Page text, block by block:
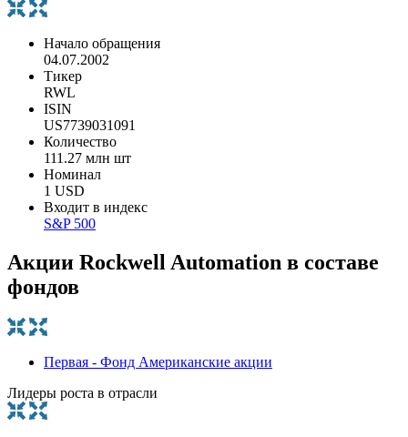
Начало обращения
04.07.2002
Тикер
RWL
ISIN
US7739031091
Количество
111.27 млн шт
Номинал
1 USD
Входит в индекс
S&P 500
Акции Rockwell Automation в составе
фондов
Первая - Фонд Американские акции
Лидеры роста в отрасли